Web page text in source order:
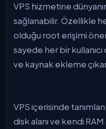
VPS hizmetine
sağlanabilir. Özellikle
olduğu root erişimi
sayede her bir
ve kaynak ekleme
VPS içerisinde
disk alanı ve kendi